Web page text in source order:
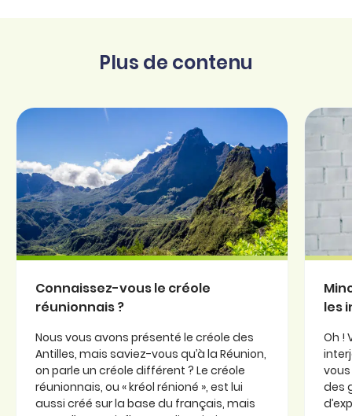
Plus de contenu
Connaissez-vous le créole
réunionnais ?
Nous vous avons présenté le créole des
Antilles, mais saviez-vous qu’à la Réunion,
on parle un créole différent ? Le créole
réunionnais, ou « kréol rénioné », est lui
aussi créé sur la base du français, mais
les
Oh !
des